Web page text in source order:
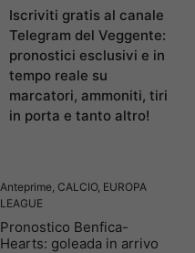
Iscriviti gratis al canale
Telegram del Veggente:
pronostici esclusivi e in
tempo reale su
marcatori, ammoniti, tiri
in porta e tanto altro!
Anteprime CALCIO, EUROPA
LEAGUE
Pronostico Benfica-
Hearts: goleada in arrivo